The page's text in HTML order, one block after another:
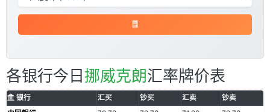
各银行今日 挪威克朗汇率牌价表
银行 汇买 钞买 汇卖
钞卖